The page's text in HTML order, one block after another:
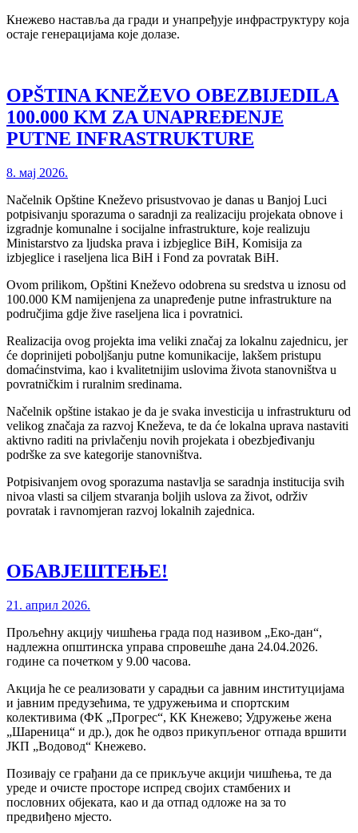
Кнежево наставља да гради и унапређује инфраструктуру која
остаје генерацијама које долазе.
OPŠTINA KNEŽEVO OBEZBIJEDILA
100.000 KM ZA UNAPREĐENJE
PUTNE INFRASTRUKTURE
8. мај 2026.
Načelnik Opštine Kneževo prisustvovao je danas u Banjoj Luci
potpisivanju sporazuma o saradnji za realizaciju projekata obnove i
izgradnje komunalne i socijalne infrastrukture, koje realizuju
Ministarstvo za ljudska prava i izbjeglice BiH, Komisija za
izbjeglice i raseljena lica BiH i Fond za povratak BiH.
Ovom prilikom, Opštini Kneževo odobrena su sredstva u iznosu od
100.000 KM namijenjena za unapređenje putne infrastrukture na
područjima gdje žive raseljena lica i povratnici.
Realizacija ovog projekta ima veliki značaj za lokalnu zajednicu, jer
će doprinijeti poboljšanju putne komunikacije, lakšem pristupu
domaćinstvima, kao i kvalitetnijim uslovima života stanovništva u
povratničkim i ruralnim sredinama.
Načelnik opštine istakao je da je svaka investicija u infrastrukturu od
velikog značaja za razvoj Kneževa, te da će lokalna uprava nastaviti
aktivno raditi na privlačenju novih projekata i obezbjeđivanju
podrške za sve kategorije stanovništva.
Potpisivanjem ovog sporazuma nastavlja se saradnja institucija svih
nivoa vlasti sa ciljem stvaranja boljih uslova za život, održiv
povratak i ravnomjeran razvoj lokalnih zajednica.
ОБАВЈЕШТЕЊЕ!
21. април 2026.
Прољећну акцију чишћења града под називом „Еко-дан“,
надлежна општинска управа спровешће дана 24.04.2026.
године са почетком у 9.00 часова.
Акција ће се реализовати у сарадњи са јавним институцијама
и јавним предузећима, те удружењима и спортским
колективима (ФК „Прогрес“, КК Кнежево; Удружење жена
„Шареница“ и др.), док ће одвоз прикупљеног отпада вршити
ЈКП „Водовод“ Кнежево.
Позивају се грађани да се прикључе акцији чишћења, те да
уреде и очисте просторе испред својих стамбених и
пословних објеката, као и да отпад одложе на за то
предвиђено мјесто.